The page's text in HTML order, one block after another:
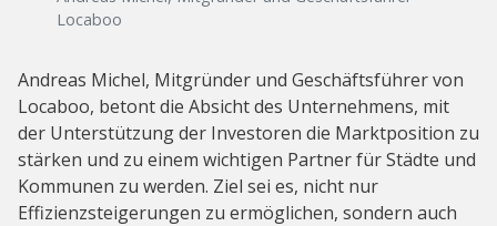
Locaboo
Andreas Michel, Mitgründer und Geschäftsführer von
Locaboo, betont die Absicht des Unternehmens, mit
der Unterstützung der Investoren die Marktposition zu
stärken und zu einem wichtigen Partner für Städte und
Kommunen zu werden. Ziel sei es, nicht nur
Effizienzsteigerungen zu ermöglichen, sondern auch